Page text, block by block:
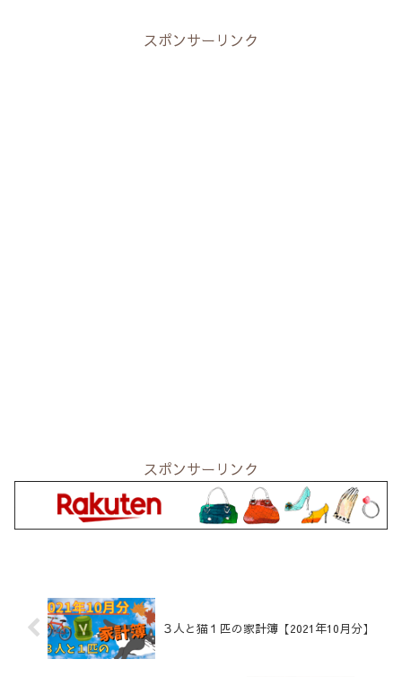
スポンサーリンク
スポンサーリンク
３人と猫１匹の家計簿【2021年10月分】